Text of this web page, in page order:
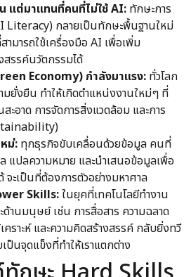
แต่มาแทนที่คนที่ไม่ใช้ AI: ทักษะการ
Literacy) กลายเป็นทักษะพื้นฐานใหม่
มารถใช้เครื่องมือ AI เพื่อเพิ่ม
สรรค์นวัตกรรมได้
Economy) กำลังมาแรง: ทั่วโลก
ยั่งยืน ทำให้เกิดตำแหน่งงานใหม่ๆ ที่
ะอาด การจัดการสิ่งแวดล้อม และการ
ม่: ทุกธุรกิจขับเคลื่อนด้วยข้อมูล คนที่
แปลความหมาย และนำเสนอข้อมูลเพื่อ
จะเป็นที่ต้องการตัวอย่างมหาศาล
Skills:ในยุคที่เทคโนโลยีทำงาน
ด้านมนุษย์ เช่น การสื่อสาร ความฉลาด
ราะห์ และความคิดสร้างสรรค์ กลับยิ่งทวี
ป็นจุดแข็งที่ทำให้เราแตกต่าง